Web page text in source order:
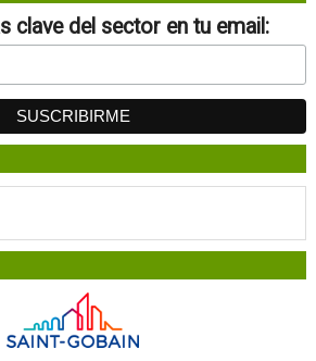
clave del sector en tu email: